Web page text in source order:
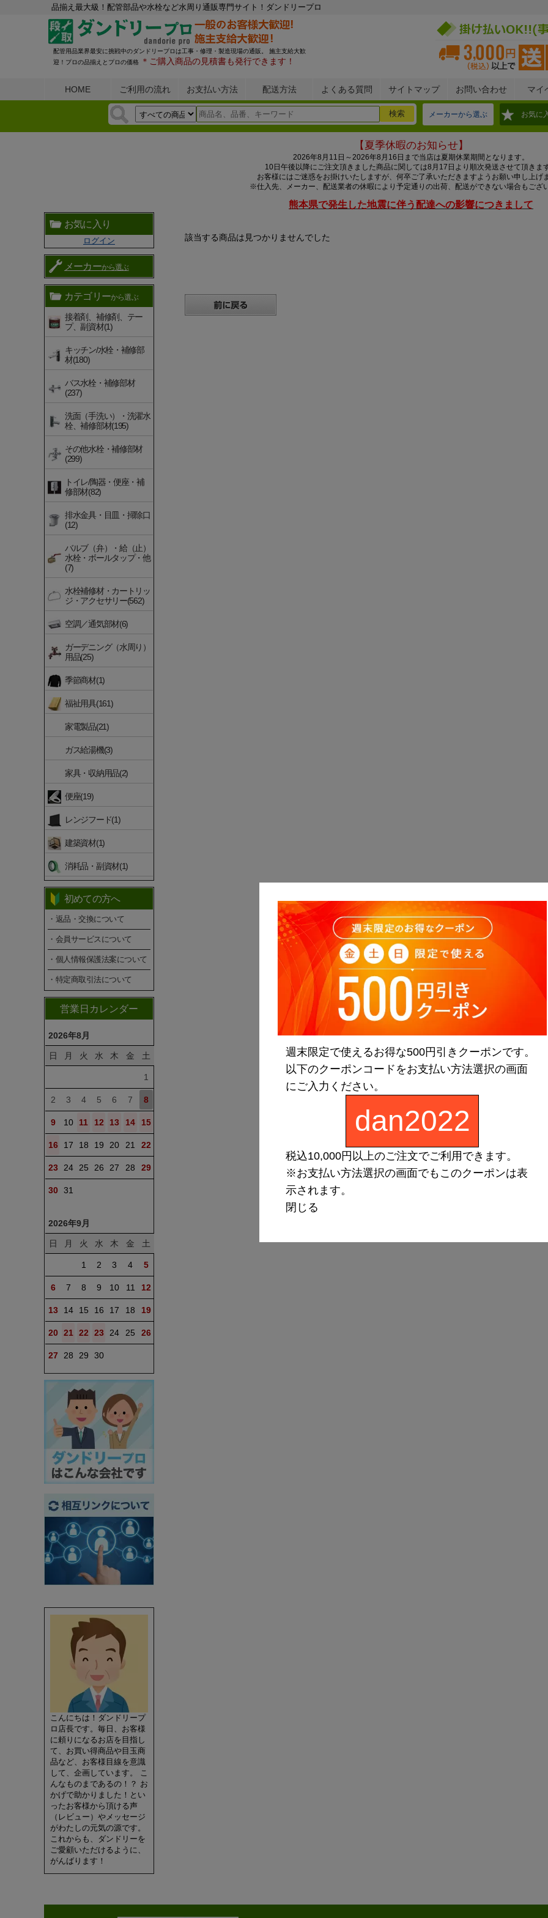
品揃え最大級！配管部品や水栓など水周り通販専門サイト！ダンドリープロ
配管用品業界最安に挑戦中のダンドリープロは工事・修理・製造現場の通販。 施主支給大歓
迎！プロの品揃えとプロの価格
＊ご購入商品の見積書も発行できます！
HOME ご利用の流れ お支払い方法 配送方法 よくある質問 サイトマップ お問い合わせ マイ
メーカーから選ぶ お気に
【夏季休暇のお知らせ】
2026年8月11日～2026年8月16日まで当店は夏期休業期間となります。
10日午後以降にご注文頂きました商品に関しては8月17日より順次発送させて頂きま
お客様にはご迷惑をお掛けいたしますが、何卒ご了承いただきますようお願い申し上げ
※仕入先、メーカー、配送業者の休暇により予定通りの出荷、配送ができない場合もござ
熊本県で発生した地震に伴う配達への影響につきまして
お気に入り
ログイン
メーカーから選ぶ
カテゴリーから選ぶ
接着剤、補修剤、テー
プ、副資材(1)
キッチン/水栓・補修部
材(180)
バス水栓・補修部材
(237)
洗面（手洗い）・洗濯水
栓、補修部材(195)
その他水栓・補修部材
(299)
トイレ/陶器・便座・補
修部材(82)
排水金具・目皿・掃除口
(12)
バルブ（弁）・給（止）
水栓・ボールタップ・他
(7)
水栓補修材・カートリッ
ジ・アクセサリー(562)
空調／通気部材(6)
ガーデニング（水周り）
用品(25)
季節商材(1)
福祉用具(161)
家電製品(21)
ガス給湯機(3)
家具・収納用品(2)
便座(19)
レンジフード(1)
建築資材(1)
消耗品・副資材(1)
初めての方へ
・返品・交換について
・会員サービスについて
・個人情報保護法案について
・特定商取引法について
営業日カレンダー
2026年8月
日 月 火 水 木 金 土
1
2 3 4 5 6 7 8
9 10 11 12 13 14 15
16 17 18 19 20 21 22
23 24 25 26 27 28 29
30 31
2026年9月
日 月 火 水 木 金 土
1 2 3 4 5
6 7 8 9 10 11 12
13 14 15 16 17 18 19
20 21 22 23 24 25 26
27 28 29 30
こんにちは！ダンドリープ
ロ店長です。毎日、お客様
に頼りになるお店を目指し
て、お買い得商品や目玉商
品など、お客様目線を意識
して、企画しています。 こ
んなものまであるの！？ お
かげで助かりました！とい
ったお客様から頂ける声
（レビュー）やメッセージ
がわたしの元気の源です。
これからも、ダンドリーを
ご愛顧いただけるように、
がんばります！
該当する商品は見つかりませんでした
週末限定で使えるお得な500円引きクーポンです。
以下のクーポンコードをお支払い方法選択の画面
にご入力ください。
dan2022
税込10,000円以上のご注文でご利用できます。
※お支払い方法選択の画面でもこのクーポンは表
示されます。
閉じる